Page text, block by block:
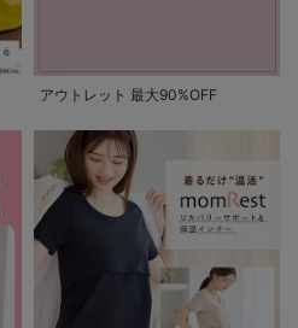
アウトレット 最大90%OFF